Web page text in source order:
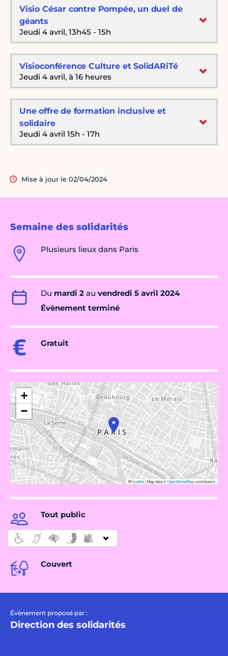
Semaine des solidarités
Plusieurs lieux dans Paris
Du mardi 2 au vendredi 5 avril 2024
Évènement terminé
Gratuit
+
−
Leaflet|Map data ©OpenStreetMapcontributors
Tout public
Couvert
Évènement proposé par :
Direction des solidarités
Visio César contre Pompée, un duel de
géants
Jeudi 4 avril, 13h45 - 15h
Visioconférence Culture et SolidARiTé
Jeudi 4 avril, à 16 heures
Une offre de formation inclusive et
solidaire
Jeudi 4 avril 15h - 17h
Mise à jour le 02/04/2024